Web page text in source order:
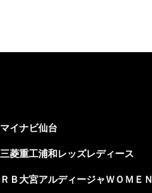
マイナビ仙台
三菱重工浦和レッズレディース
ＲＢ大宮アルディージャＷＯＭＥＮ